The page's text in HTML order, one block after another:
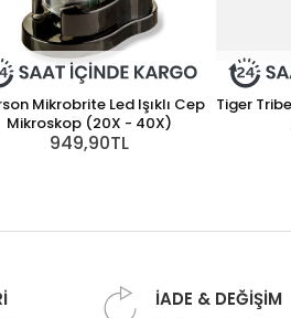
Mikrobrite Led Işıklı Cep
Mikroskop (20X - 40X)
949,90TL
Tiger
İADE & DEĞİŞİM